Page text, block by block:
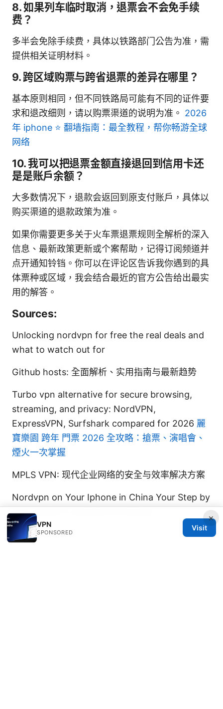
8. 如果列车临时取消，退票会不会免手续
费？
多半会免除手续费，具体以铁路部门公告为准，需
提供相关证明材料。
9. 跨区域购票与跨省退票的差异在哪里？
基本原则相同，但不同铁路局可能有不同的证件要
求和退改细则，请以购票渠道的说明为准。 2026
年 iphone ⭐ 翻墙指南：最全教程，帮你畅游全球
网络
10. 我可以把退票金额直接退回到信用卡还
是是账户余额？
大多数情况下，退款会返回到原支付账户，具体以
购买渠道的退款政策为准。
如果你需要更多关于火车票退票规则全解析的深入
信息、最新政策更新或个案帮助，记得订阅频道并
点开通知铃铛。你可以在评论区告诉我你遇到的具
体票种或区域，我会结合最近的官方公告给出最实
用的解答。
Sources:
Unlocking nordvpn for free the real deals and
what to watch out for
Github hosts: 全面解析、实用指南与最新趋势
Turbo vpn alternative for secure browsing,
streaming, and privacy: NordVPN,
ExpressVPN, Surfshark compared for 2026 麗
寶樂園 跨年 門票 2026 全攻略：搶票、演唱會、
煙火一次掌握
MPLS VPN: 现代企业网络的安全与效率解决方案
Nordvpn on Your Iphone in China Your Step by
Step Guide to Staying Connected
×
VPN
SPONSORED
Visit